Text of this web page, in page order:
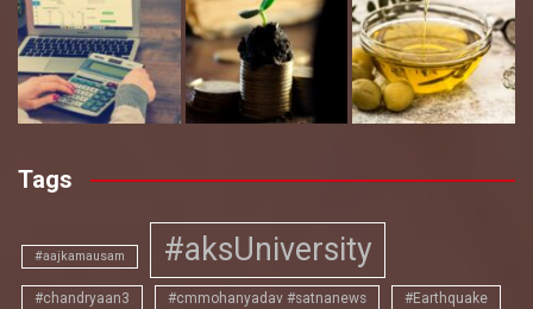
Tags
#aajkamausam #aksUniversity
#chandryaan3 #cmmohanyadav #satnanews #Earthquake